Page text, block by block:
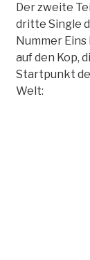
Der zweite
dritte Single
Nummer
auf den Kop,
Startpunkt
Welt: